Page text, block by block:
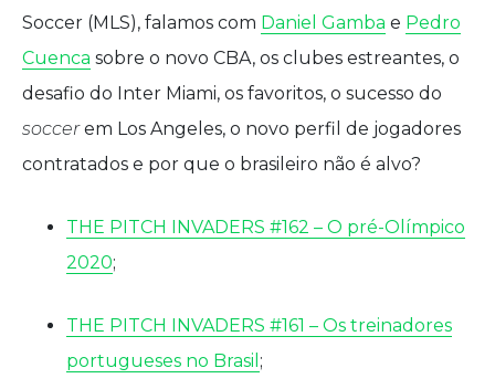
Soccer (MLS), falamos com Daniel Gamba e Pedro
Cuenca sobre o novo CBA, os clubes estreantes, o
desafio do Inter Miami, os favoritos, o sucesso do
soccerem Los Angeles, o novo perfil de jogadores
contratados e por que o brasileiro não é alvo?
THE PITCH INVADERS #162 – O pré-Olímpico
2020;
THE PITCH INVADERS #161 – Os treinadores
portugueses no Brasil ;